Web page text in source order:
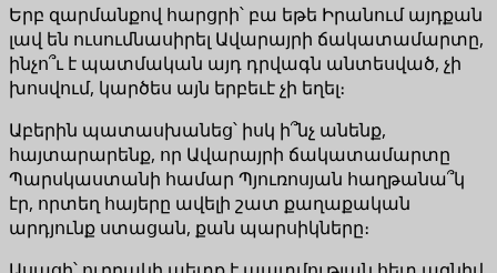
Երբ զարմանքով հարցրի՝ բա եթե Իրանում այդքան
լավ են ուսումնասիրել Ավարայրի ճակատամարտը,
ինչո՞ւ է պատմական այդ դրվագն անտեսված, չի
խոսվում, կարծես այն երբեւէ չի եղել։
Աբերին պատասխանեց՝ իսկ ի՞նչ անենք,
հայտարարենք, որ Ավարայրի ճակատամարտը
Պարսկաստանի համար Պյուռոսյան հաղթանա՞կ
էր, որտեղ հայերը ավելի շատ քաղաքական
արդյունք ստացան, քան պարսիկները։